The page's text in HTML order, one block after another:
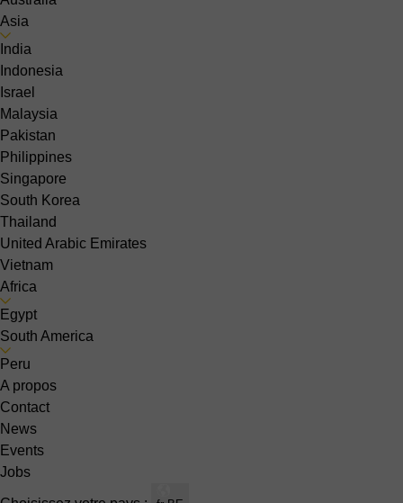
Asia
India
Indonesia
Israel
Malaysia
Pakistan
Philippines
Singapore
South Korea
Thailand
United Arabic Emirates
Vietnam
Africa
Egypt
South America
Peru
A propos
Contact
News
Events
Jobs